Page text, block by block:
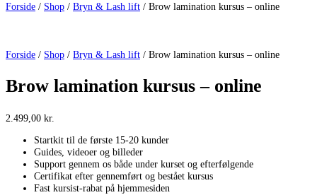
Forside / Shop / Bryn & Lash lift / Brow lamination kursus – online
Forside / Shop / Bryn & Lash lift / Brow lamination kursus – online
Brow lamination kursus – online
2.499,00 kr.
Startkit til de første 15-20 kunder
Guides, videoer og billeder
Support gennem os både under kurset og efterfølgende
Certifikat efter gennemført og bestået kursus
Fast kursist-rabat på hjemmesiden